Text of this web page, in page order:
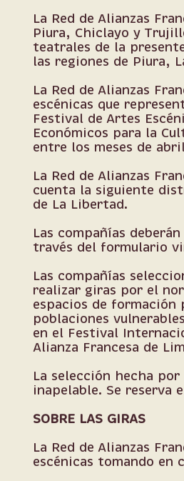
La Red de Alianzas
Piura, Chiclayo y
teatrales de la
las regiones de Piura,
La Red de Alianzas
escénicas que
Festival de Artes
Económicos para la
entre los meses de
La Red de Alianzas
cuenta la siguiente
de La Libertad.
Las compañías
través del formulario
Las compañías
realizar giras por el
espacios de
poblaciones
en el Festival
Alianza Francesa de
La selección hecha
inapelable. Se reserva
SOBRE LAS GIRAS
La Red de Alianzas
escénicas tomando en